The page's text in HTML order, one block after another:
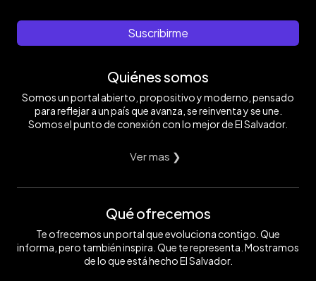
Suscribirme
Quiénes somos
Somos un portal abierto, propositivo y moderno, pensado
para reflejar a un país que avanza, se reinventa y se une.
Somos el punto de conexión con lo mejor de El Salvador.
Ver mas ❯
Qué ofrecemos
Te ofrecemos un portal que evoluciona contigo. Que
informa, pero también inspira. Que te representa. Mostramos
de lo que está hecho El Salvador.